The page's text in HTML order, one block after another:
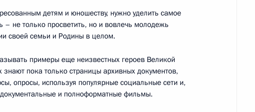
Совета по развитию гражданского общества
года, воскресенье
детям и юношеству, нужно уделить самое
– не только просветить, но и вовлечь молодежь
своей семьи и Родины в целом.
примеры еще неизвестных героев Великой
знают пока только страницы архивных документов,
опросы, используя популярные социальные сети и,
и полноформатные фильмы.